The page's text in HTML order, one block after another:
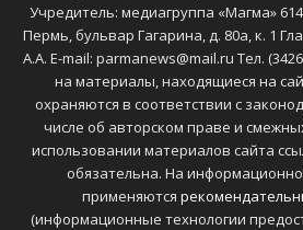
Учредитель: медиагруппа «Магма»
Пермь, бульвар Гагарина, д. 80а, к. 1
А.А. E-mail: parmanews@mail.ru Тел.
на материалы, находящиеся на
охраняются в соответствии с
числе об авторском праве и
использовании материалов сайта
обязательна. На
применяются
(информационные технологии